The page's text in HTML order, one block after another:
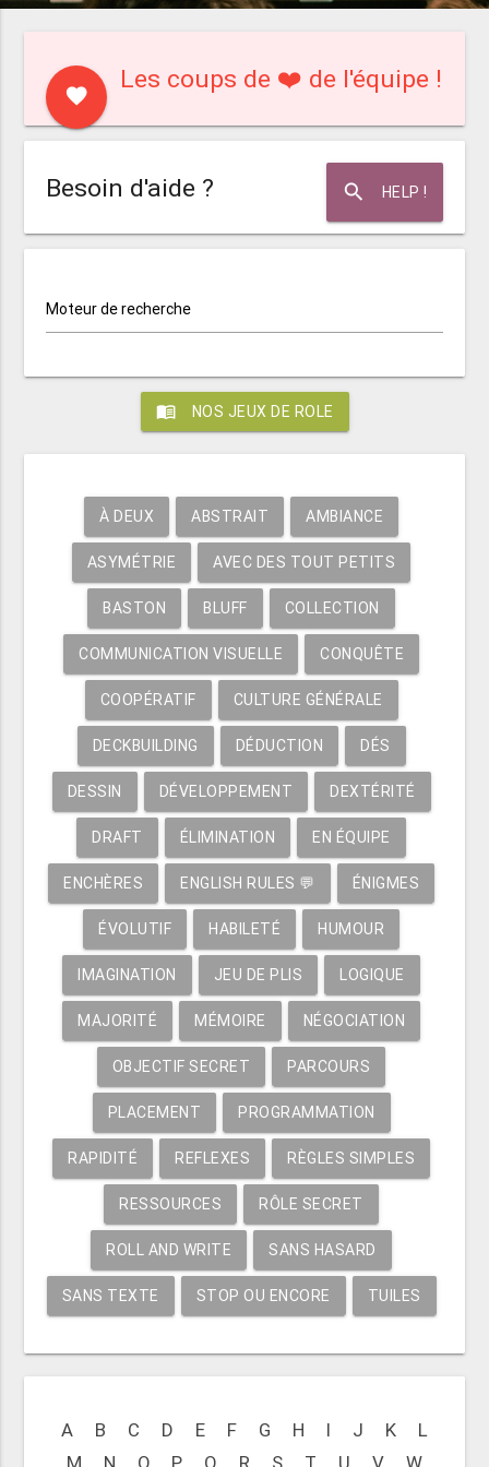
favorite
Les coups de ❤️ de l'équipe !
search HELP !
Besoin d'aide ?
Moteur de recherche
menu_book NOS JEUX DE ROLE
À DEUX ABSTRAIT AMBIANCE
ASYMÉTRIE AVEC DES TOUT PETITS
BASTON BLUFF COLLECTION
COMMUNICATION VISUELLE CONQUÊTE
COOPÉRATIF CULTURE GÉNÉRALE
DECKBUILDING DÉDUCTION DÉS
DESSIN DÉVELOPPEMENT DEXTÉRITÉ
DRAFT ÉLIMINATION EN ÉQUIPE
ENCHÈRES ENGLISH RULES 💬 ÉNIGMES
ÉVOLUTIF HABILETÉ HUMOUR
IMAGINATION JEU DE PLIS LOGIQUE
MAJORITÉ MÉMOIRE NÉGOCIATION
OBJECTIF SECRET PARCOURS
PLACEMENT PROGRAMMATION
RAPIDITÉ REFLEXES RÈGLES SIMPLES
RESSOURCES RÔLE SECRET
ROLL AND WRITE SANS HASARD
SANS TEXTE STOP OU ENCORE TUILES
A B C D E F G H I J K
L